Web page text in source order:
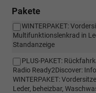
Pakete
WINTERPAKET:
Multifunktionslenkrad in
Standanzeige
PLUS-PAKET:
Radio Ready2Discover:
WINTERPAKET:
Leder, beheizbar,